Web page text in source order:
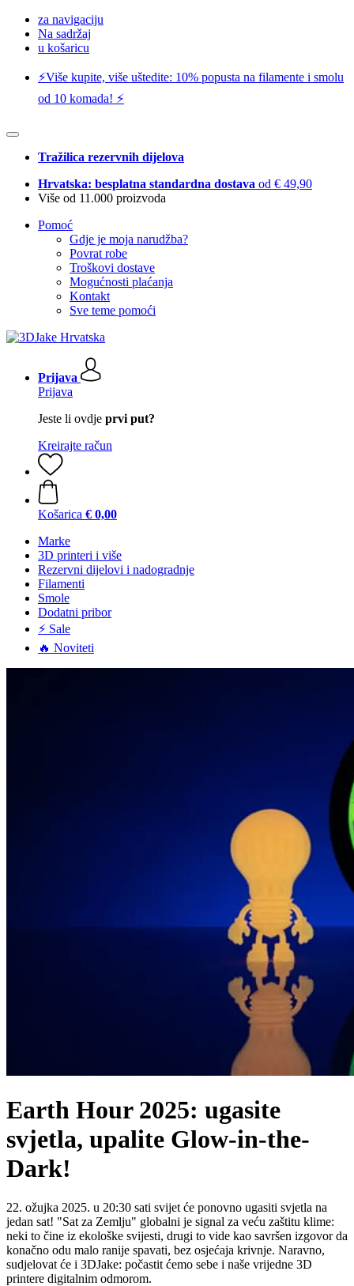
za navigaciju
Na sadržaj
u košaricu
⚡️Više kupite, više uštedite: 10% popusta na filamente i smolu
od 10 komada! ⚡️
Tražilica rezervnih dijelova
Hrvatska: besplatna standardna dostava od € 49,90
Više od 11.000 proizvoda
Pomoć
Gdje je moja narudžba?
Povrat robe
Troškovi dostave
Mogućnosti plaćanja
Kontakt
Sve teme pomoći
Prijava
Prijava
Jeste li ovdje prvi put?
Kreirajte račun
Košarica € 0,00
Marke
3D printeri i više
Rezervni dijelovi i nadogradnje
Filamenti
Smole
Dodatni pribor
⚡ Sale
🔥 Noviteti
Earth Hour 2025: ugasite
svjetla, upalite Glow-in-the-
Dark!
22. ožujka 2025. u 20:30 sati svijet će ponovno ugasiti svjetla na
jedan sat! "Sat za Zemlju" globalni je signal za veću zaštitu klime:
neki to čine iz ekološke svijesti, drugi to vide kao savršen izgovor da
konačno odu malo ranije spavati, bez osjećaja krivnje. Naravno,
sudjelovat će i 3DJake: počastit ćemo sebe i naše vrijedne 3D
printere digitalnim odmorom.